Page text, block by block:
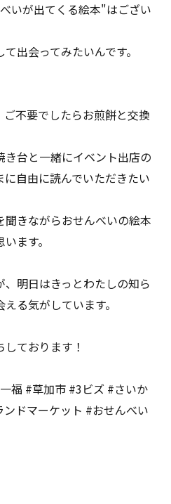
いが出てくる絵本"はござい
出会ってみたいんです。
不要でしたらお煎餅と交換
台と一緒にイベント出店の
自由に読んでいただきたい
きながらおせんべいの絵本
ます。
明日はきっとわたしの知ら
る気がしています。
ております！
福 #草加市 #3ビズ #さいか
ドマーケット #おせんべい